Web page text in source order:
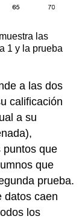
las
1 y la prueba
a las dos
calificación
a su
puntos que
que
prueba.
datos caen
los